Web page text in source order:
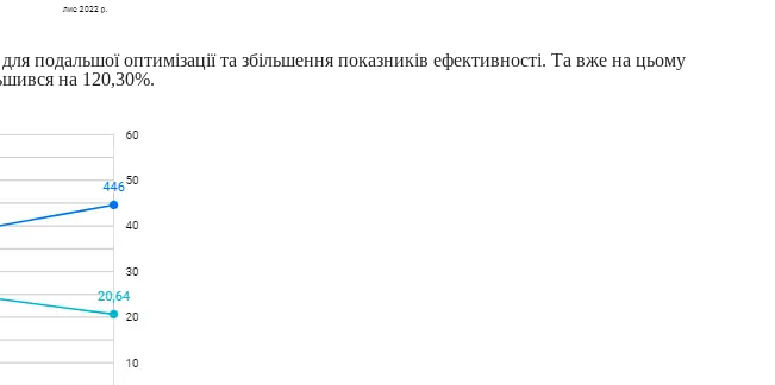
подальшої оптимізації та збільшення показників ефективності. Та вже на цьому
на 120,30%.